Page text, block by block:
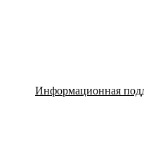
Информационная